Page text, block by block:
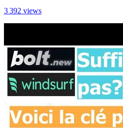
3 392 views